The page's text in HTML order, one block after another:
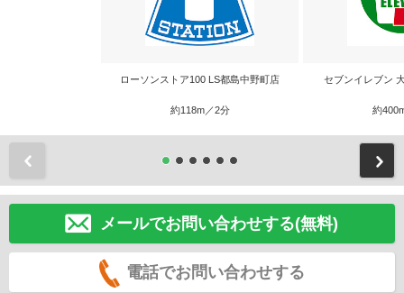
ローソンストア100 LS都島中野町店
約118m／2分
セブンイレブン
約
メールでお問い合わせする(無料)
電話でお問い合わせする